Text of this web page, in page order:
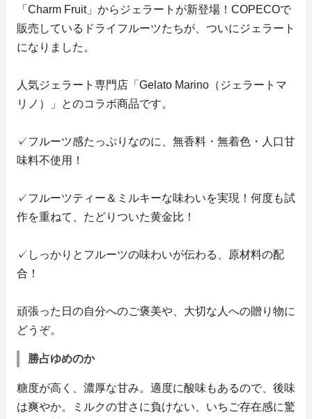
「Charm Fruit」からジェラートが新登場！COPECOで
販売しているドライフルーツたちが、ついにジェラート
になりました。
人気ジェラート専門店「Gelato Marino（ジェラートマ
リノ）」とのコラボ商品です。
✓フルーツ感たっぷりなのに、無香料・無着色・人口甘
味料不使用！
✓フルーツティー＆ミルキーな味わいを実現！何度も試
作を重ねて、たどりついた黄金比！
✓しっかりとフルーツの味わいが伝わる、原材料の配
合！
頑張った日の自分へのご褒美や、大切な人への贈り物に
どうぞ。
勝占ゆめのか
糖度が高く、濃厚な甘み。適度に酸味もあるので、後味
は爽やか。ミルクの甘さに負けない、いちご存在感に驚